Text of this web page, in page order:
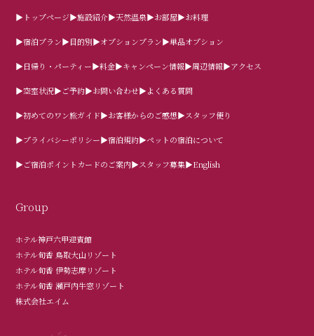
▶トップページ▶施設紹介▶天然温泉▶お部屋▶お料理
▶宿泊プラン▶目的別▶オプションプラン▶単品オプション
▶日帰り・パーティー▶料金▶キャンペーン情報▶周辺情報▶アクセス
▶空室状況▶ご予約▶お問い合わせ▶よくある質問
▶初めてのワン旅ガイド▶お客様からのご感想▶スタッフ便り
▶プライバシーポリシー▶宿泊規約▶ペットの宿泊について
▶ご宿泊ポイントカードのご案内▶スタッフ募集▶English
Group
ホテル神戸六甲迎賓館
ホテル旬香 鳥取大山リゾート
ホテル旬香 伊勢志摩リゾート
ホテル旬香 瀬戸内牛窓リゾート
株式会社エイム